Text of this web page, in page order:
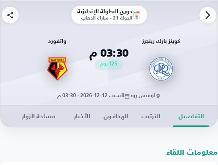
دوري البطولة الإنجليزية
الجولة 21 - مباراة الذهاب
كوينز بارك رينجرز
03:30 م
125 يوم
واتفورد
لوفتس رود السبت 12-12-2026 · 03:30 م
التفاصيل الترتيب الهدافون الأخبار مساحة الزوار
معلومات اللقاء